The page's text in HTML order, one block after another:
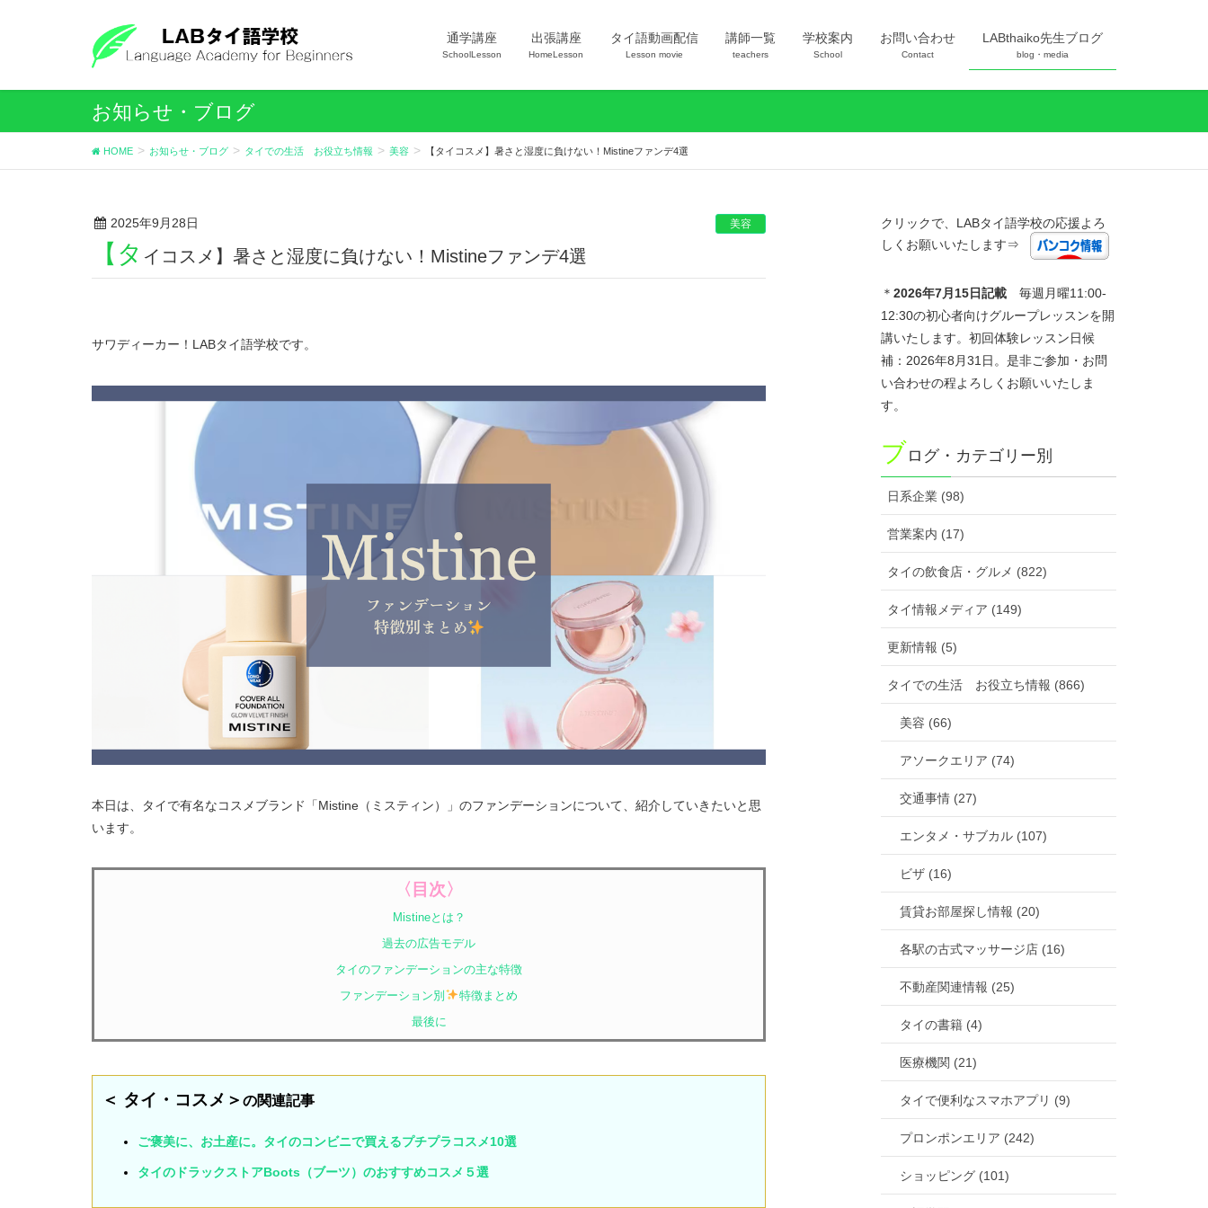
通学講座
SchoolLesson
出張講座
HomeLesson
タイ語動画配信
Lesson movie
講師一覧
teachers
学校案内
School
お問い合わせ
Contact
LABthaiko先生ブログ
blog・media
お知らせ・ブログ
HOME お知らせ・ブログ タイでの生活 お役立ち情報 美容 【タイコスメ】暑さと湿度に負けない！Mistineファンデ4選
2025年9月28日 美容
【タ イコスメ】暑さと湿度に負けない！Mistineファンデ4選
サワディーカー！LABタイ語学校です。
本日は、タイで有名なコスメブランド「Mistine（ミスティン）」のファンデーションについて、紹介していきたいと思
います。
〈目次〉
Mistineとは？
過去の広告モデル
タイのファンデーションの主な特徴
ファンデーション別
特徴まとめ
最後に
＜ タイ・コスメ＞ の関連記事
ご褒美に、お土産に。タイのコンビニで買えるプチプラコスメ10選
タイのドラックストアBoots（ブーツ）のおすすめコスメ５選
クリックで、LABタイ語学校の応援よろ
しくお願いいたします⇒
＊ 2026年7月15日記載毎週月曜11:00-
12:30の初心者向けグループレッスンを開
講いたします。初回体験レッスン日候
補：2026年8月31日。是非ご参加・お問
い合わせの程よろしくお願いいたしま
す。
ブログ・カテゴリー別
日系企業 (98)
営業案内 (17)
タイの飲食店・グルメ (822)
タイ情報メディア (149)
更新情報 (5)
タイでの生活 お役立ち情報 (866)
美容 (66)
アソークエリア (74)
交通事情 (27)
エンタメ・サブカル (107)
ビザ (16)
賃貸お部屋探し情報 (20)
各駅の古式マッサージ店 (16)
不動産関連情報 (25)
タイの書籍 (4)
医療機関 (21)
タイで便利なスマホアプリ (9)
プロンポンエリア (242)
ショッピング (101)